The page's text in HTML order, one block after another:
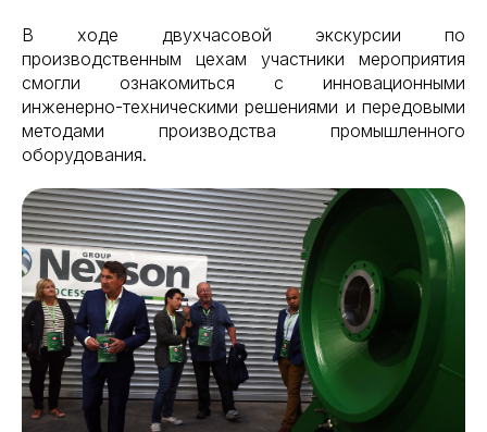
В ходе двухчасовой экскурсии по
производственным цехам участники мероприятия
смогли ознакомиться с инновационными
инженерно-техническими решениями и передовыми
методами производства промышленного
оборудования.